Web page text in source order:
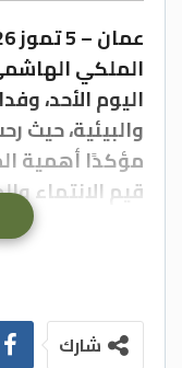
الملكي
اليوم الأحد،
والبيئية، حيث
مؤكدًا أهمية
قيم الانتماء
ثقافة العمل
الشباب الذين
عبدالله
شارك